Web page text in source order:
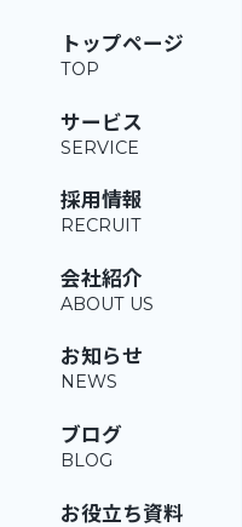
トップページ
サービス
採用情報
会社紹介
お知らせ
ブログ
お役立ち資料